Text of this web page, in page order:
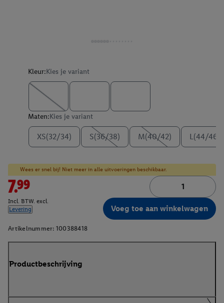
Kleur:Kies je variant
Maten:Kies je variant
XS(32/34) S(36/38) M(40/42) L(44/46)
Wees er snel bij! Niet meer in alle uitvoeringen beschikbaar.
7.99
Incl. BTW. excl.
Levering
Voeg toe aan winkelwagen
Artikelnummer: 100388418
Productbeschrijving